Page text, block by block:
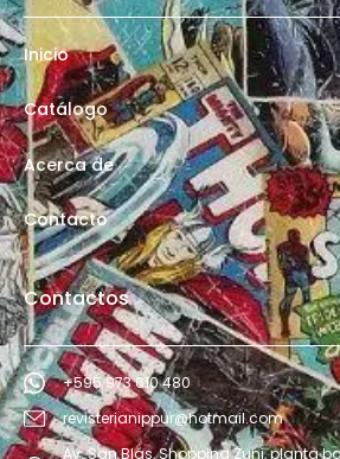
Inicio
Catálogo
Acerca de
Contacto
Contactos
+595 973 610 480
revisterianippur@hotmail.com
Av. San Blás, Shopping Zuni, planta